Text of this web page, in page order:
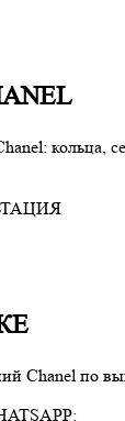
часов в
кольца,
Chanelпо